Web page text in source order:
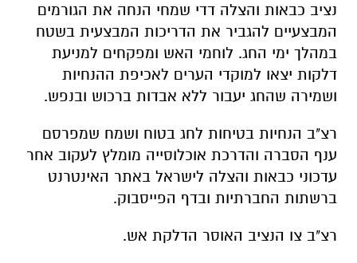
נציב כבאות והצלה דדי שמחי הנחה את הגורמים
המבצעיים להגביר את הדריכות המבצעית בשטח
במהלך ימי החג. לוחמי האש ומפקחים למניעת
דלקות יצאו למוקדי הערים לאכיפת ההנחיות
ושמירה שהחג יעבור ללא אבדות ברכוש ובנפש.
רצ"ב הנחיות בטיחות לחג בטוח ושמח שמפרסם
ענף הסברה והדרכת אוכלוסייה מומלץ לעקוב אחר
עדכוני כבאות והצלה לישראל באתר האינטרנט
ברשתות החברתיות ובדף הפייסבוק.
רצ"ב צו הנציב האוסר הדלקת אש.